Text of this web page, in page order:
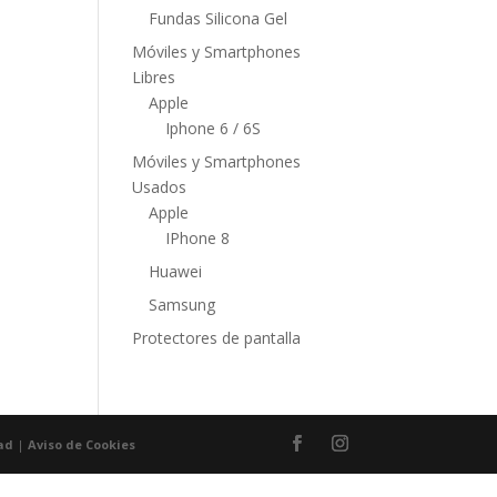
Fundas Silicona Gel
Móviles y Smartphones
Libres
Apple
Iphone 6 / 6S
Móviles y Smartphones
Usados
Apple
IPhone 8
Huawei
Samsung
Protectores de pantalla
|Aviso de Cookies